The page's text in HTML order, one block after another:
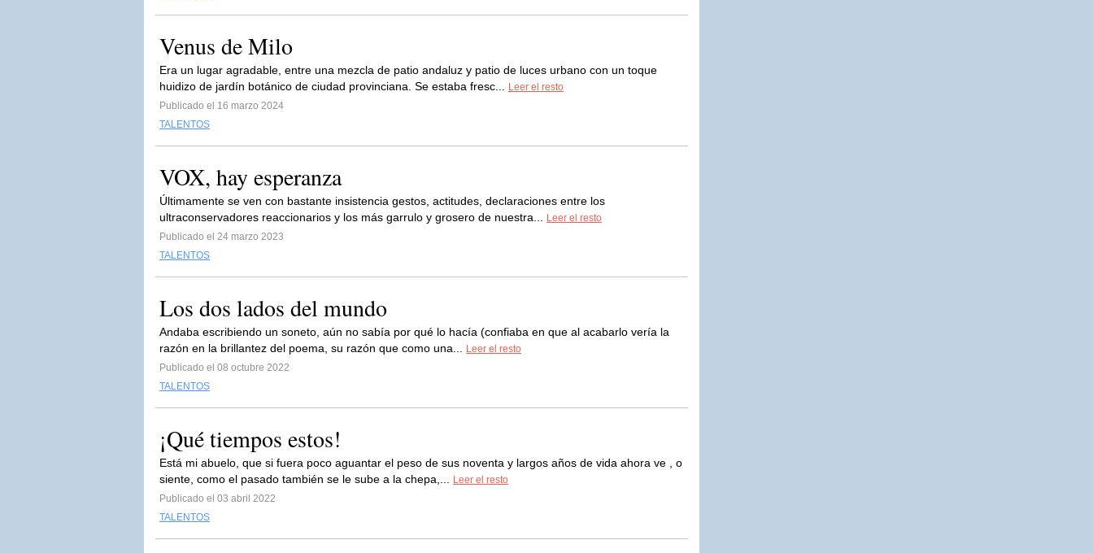
Venus de Milo
Era un lugar agradable, entre una mezcla de patio andaluz y patio de luces urbano con un toque
huidizo de jardín botánico de ciudad provinciana. Se estaba fresc...
Leer el resto
Publicado el 16 marzo 2024
TALENTOS
VOX, hay esperanza
Últimamente se ven con bastante insistencia gestos, actitudes, declaraciones entre los
ultraconservadores reaccionarios y los más garrulo y grosero de nuestra...
Leer el resto
Publicado el 24 marzo 2023
TALENTOS
Los dos lados del mundo
Andaba escribiendo un soneto, aún no sabía por qué lo hacía (confiaba en que al acabarlo vería la
razón en la brillantez del poema, su razón que como una...
Leer el resto
Publicado el 08 octubre 2022
TALENTOS
¡Qué tiempos estos!
Está mi abuelo, que si fuera poco aguantar el peso de sus noventa y largos años de vida ahora ve , o
siente, como el pasado también se le sube a la chepa,...
Leer el resto
Publicado el 03 abril 2022
TALENTOS